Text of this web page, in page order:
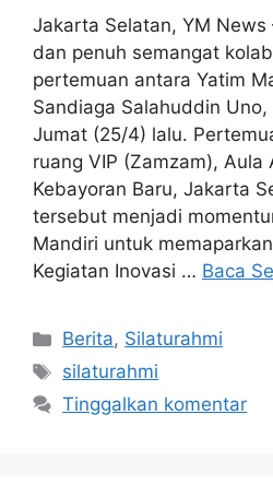
Jakarta Selatan, YM News
dan penuh semangat
pertemuan antara Yatim
Sandiaga Salahuddin
Jumat (25/4) lalu.
ruang VIP (Zamzam), Aula
Kebayoran Baru, Jakarta
tersebut menjadi
Mandiri untuk
Kegiatan Inovasi … Baca
Berita, Silaturahmi
silaturahmi
Tinggalkan komentar